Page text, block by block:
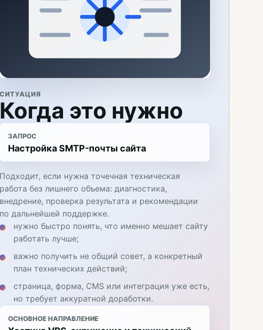
СИТУАЦИЯ
Когда это нужно
ЗАПРОС
Настройка SMTP-почты сайта
Подходит, если нужна точечная техническая
работа без лишнего объема: диагностика,
внедрение, проверка результата и рекомендации
по дальнейшей поддержке.
нужно быстро понять, что именно мешает сайту
работать лучше;
важно получить не общий совет, а конкретный
план технических действий;
страница, форма, CMS или интеграция уже есть,
но требует аккуратной доработки.
ОСНОВНОЕ НАПРАВЛЕНИЕ